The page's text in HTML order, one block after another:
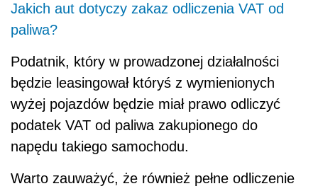
Jakich aut dotyczy zakaz odliczenia VAT od
paliwa?
Podatnik, który w prowadzonej działalności
będzie leasingował któryś z wymienionych
wyżej pojazdów będzie miał prawo odliczyć
podatek VAT od paliwa zakupionego do
napędu takiego samochodu.
Warto zauważyć, że również pełne odliczenie